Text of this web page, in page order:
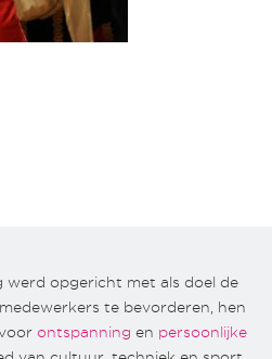
werd opgericht met als doel de
te bevorderen, hen
ontspanning en persoonlijke